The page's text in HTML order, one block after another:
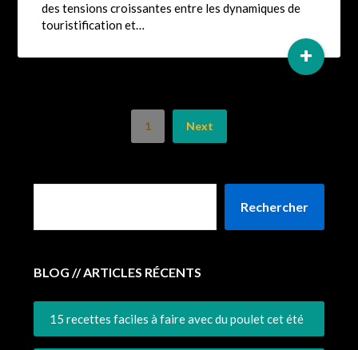
des tensions croissantes entre les dynamiques de
touristification et…
+
1 Next
Rechercher
BLOG // ARTICLES RÉCENTS
15 recettes faciles à faire avec du poulet cet été